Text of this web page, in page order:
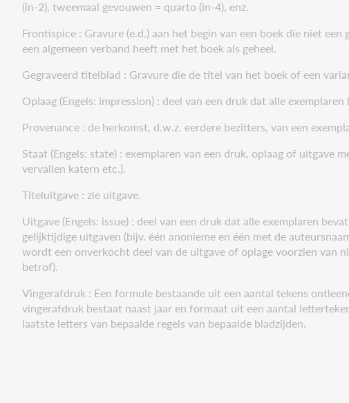
(in-2), tweemaal gevouwen = quarto (in-4), enz.
Frontispice : Gravure (e.d.) aan het begin van een boek die niet
een algemeen verband heeft met het boek als geheel.
Gegraveerd titelblad : Gravure die de titel van het boek of een
Oplaag (Engels: impression) : deel van een druk dat alle
Provenance : de herkomst, d.w.z. eerdere bezitters, van een
Staat (Engels: state) : exemplaren van een druk, oplaag of
vervallen katern etc.).
Titeluitgave : zie uitgave.
Uitgave (Engels: issue) : deel van een druk dat alle exemplaren
gelijktijdige uitgaven (bijv. één anonieme en één met de
wordt een onverkocht deel van de uitgave of oplage voorzien van
betrof).
Vingerafdruk : Een formule bestaande uit een aantal tekens
vingerafdruk bestaat naast jaar en formaat uit een aantal
laatste letters van bepaalde regels van bepaalde bladzijden.